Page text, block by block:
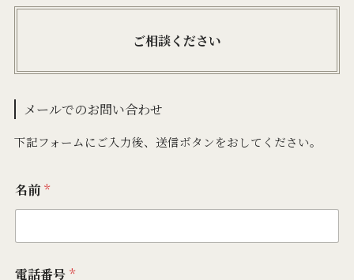
ご相談ください
メールでのお問い合わせ
下記フォームにご入力後、送信ボタンをおしてください。
名前 *
電話番号 *